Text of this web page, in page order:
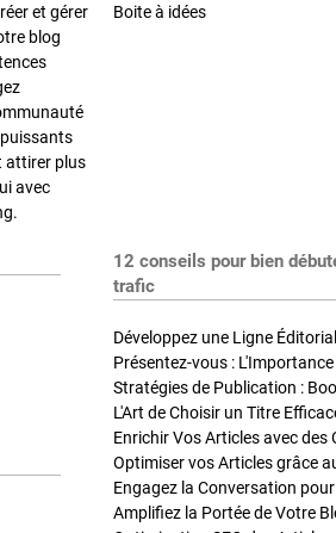
et gérer
blog
attirer plus
avec
Boite à idées
12 conseils pour bien
trafic
Développez une Ligne
Présentez-vous :
L'Art de Choisir un Titre
Optimiser vos Articles grâce
Engagez la Conversation
Amplifiez la Portée de Votre